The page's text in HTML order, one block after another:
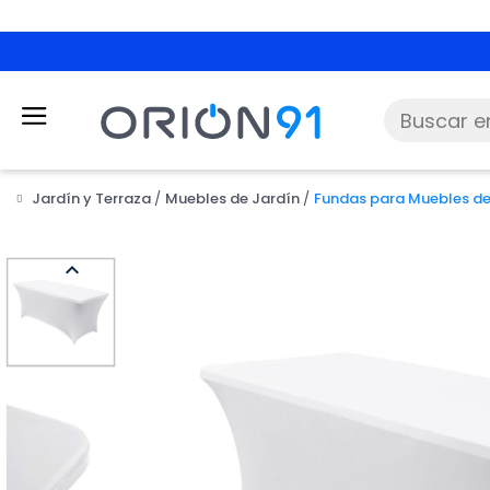
Jardín y Terraza Muebles de Jardín Fundas para Muebles
